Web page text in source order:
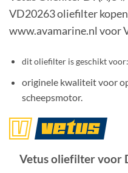
VD20263 oliefilter
www.avamarine.nl voor
dit oliefilter is geschikt
originele kwaliteit voor
scheepsmotor.
Vetus oliefilter voor